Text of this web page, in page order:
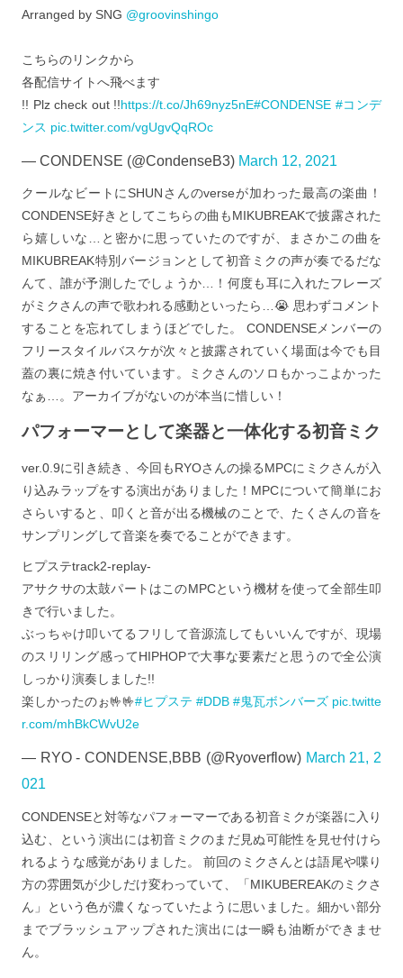
Arranged by SNG @groovinshingo
こちらのリンクから
各配信サイトへ飛べます
!! Plz check out !!https://t.co/Jh69nyz5nE#CONDENSE #コンデ
ンス pic.twitter.com/vgUgvQqROc
— CONDENSE (@CondenseB3) March 12, 2021
クールなビートにSHUNさんのverseが加わった最高の楽曲！
CONDENSE好きとしてこちらの曲もMIKUBREAKで披露された
ら嬉しいな…と密かに思っていたのですが、まさかこの曲を
MIKUBREAK特別バージョンとして初音ミクの声が奏でるだな
んて、誰が予測したでしょうか…！何度も耳に入れたフレーズ
がミクさんの声で歌われる感動といったら…😭 思わずコメント
することを忘れてしまうほどでした。 CONDENSEメンバーの
フリースタイルバスケが次々と披露されていく場面は今でも目
蓋の裏に焼き付いています。ミクさんのソロもかっこよかった
なぁ…。アーカイブがないのが本当に惜しい！
パフォーマーとして楽器と一体化する初音ミク
ver.0.9に引き続き、今回もRYOさんの操るMPCにミクさんが入
り込みラップをする演出がありました！MPCについて簡単にお
さらいすると、叩くと音が出る機械のことで、たくさんの音を
サンプリングして音楽を奏でることができます。
ヒプステtrack2-replay-
アサクサの太鼓パートはこのMPCという機材を使って全部生叩
きで行いました。
ぶっちゃけ叩いてるフリして音源流してもいいんですが、現場
のスリリング感ってHIPHOPで大事な要素だと思うので全公演
しっかり演奏しました!!
楽しかったのぉ🤟🤟#ヒプステ #DDB #鬼瓦ボンバーズ pic.twitte
r.com/mhBkCWvU2e
— RYO - CONDENSE,BBB (@Ryoverflow) March 21, 2
021
CONDENSEと対等なパフォーマーである初音ミクが楽器に入り
込む、という演出には初音ミクのまだ見ぬ可能性を見せ付けら
れるような感覚がありました。 前回のミクさんとは語尾や喋り
方の雰囲気が少しだけ変わっていて、「MIKUBEREAKのミクさ
ん」という色が濃くなっていたように思いました。細かい部分
までブラッシュアップされた演出には一瞬も油断ができませ
ん。